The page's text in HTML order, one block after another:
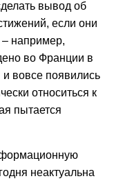
вывод об
если они
– например,
во Франции в
вовсе появились
относиться к
пытается
неактуальна